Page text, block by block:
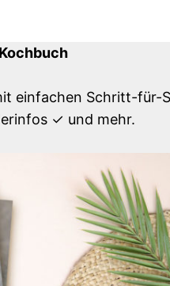
einfachen Schritt-für-
✓ und mehr.